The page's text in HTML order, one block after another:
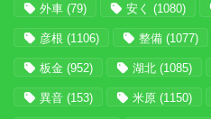
外車 (79) 安く (1080)
彦根 (1106) 整備 (1077)
板金 (952) 湖北 (1085)
異音 (153) 米原 (1150)